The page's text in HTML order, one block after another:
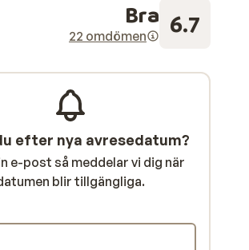
Bra
22 omdömen 6.7
efter nya avresedatum?
e-post så meddelar vi dig när
blir tillgängliga.